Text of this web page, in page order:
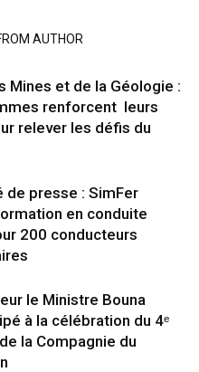
AUTHOR
Mines et de la Géologie :
renforcent leurs
relever les défis du
de presse : SimFer
en conduite
200 conducteurs
le Ministre Bouna
à la célébration du 4ᵉ
la Compagnie du